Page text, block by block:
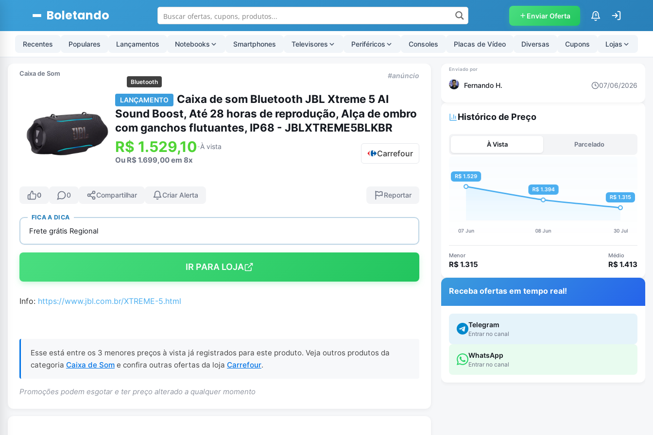
Boletando Enviar Oferta $
Recentes Populares Lançamentos Notebooks Smartphones Televisores Periféricos Consoles Placas de Vídeo Diversas Cupons Lojas
Caixa de Som
Bluetooth
#anúncio
LANÇAMENTO
Caixa de som Bluetooth JBL Xtreme 5 AI
Sound Boost, Até 28 horas de reprodução, Alça de ombro
com ganchos flutuantes, IP68 - JBLXTREME5BLKBR
R$ 1.529,10 -À vista
Ou R$ 1.699,00 em 8x
Carrefour
0 0 Compartilhar Criar Alerta Reportar
FICA A DICA
Frete grátis Regional
IR PARA LOJA
Info: https://www.jbl.com.br/XTREME-5.html
Esse está entre os 3 menores preços à vista já registrados para este produto. Veja outros produtos da
categoria Caixa de Som e confira outras ofertas da loja Carrefour.
Promoções podem esgotar e ter preço alterado a qualquer momento
Fernando H. 07/06/2026
Histórico de Preço
À Vista Parcelado
Menor
R$ 1.315
Médio
R$ 1.413
Receba ofertas em tempo real!
Telegram
Entrar no canal
WhatsApp
Entrar no canal